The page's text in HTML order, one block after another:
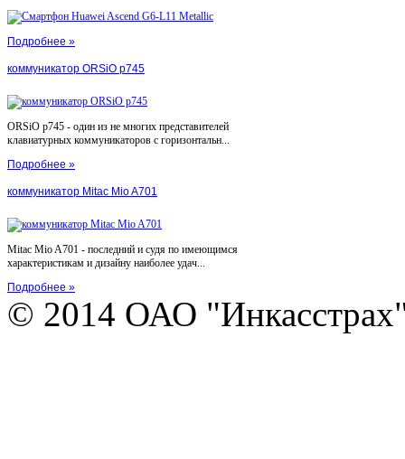
Подробнее »
коммуникатор ORSiO p745
ORSiO p745 - один из не многих представителей
клавиатурных коммуникаторов с горизонтальн...
Подробнее »
коммуникатор Mitac Mio A701
Mitac Mio A701 - последний и судя по имеющимся
характеристикам и дизайну наиболее удач...
Подробнее »
© 2014 ОАО